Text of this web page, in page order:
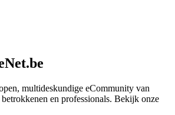
multideskundige eCommunity van
en professionals. Bekijk onze